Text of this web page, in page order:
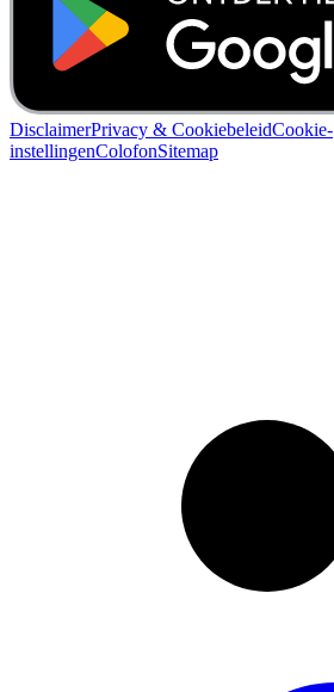
DisclaimerPrivacy & CookiebeleidCookie-
instellingenColofonSitemap